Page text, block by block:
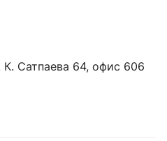
К. Сатпаева 64, офис 606